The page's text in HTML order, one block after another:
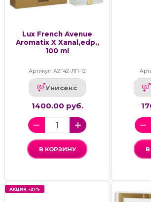
Lux French Avenue
Aromatix X Xanal,edp.,
100 ml
Артикул: А2Г42-ЛП-12
Унисекс
1400.00 руб.
В КОРЗИНУ
АКЦИЯ -21%